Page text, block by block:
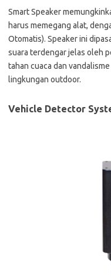
Smart Speaker
harus memegang alat,
Otomatis). Speaker ini
suara terdengar jelas oleh
tahan cuaca dan
lingkungan outdoor.
Vehicle Detector